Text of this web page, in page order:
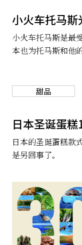
小火车托马斯
小火车托马斯是最
本也为托马斯和他
甜品
日本圣诞蛋
日本的圣诞蛋糕款
是另回事了。